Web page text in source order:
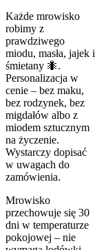
Każde mrowisko
robimy z
prawdziwego
miodu, masła, jajek i
śmietany 🐜.
Personalizacja w
cenie – bez maku,
bez rodzynek, bez
migdałów albo z
miodem sztucznym
na życzenie.
Wystarczy dopisać
w uwagach do
zamówienia.
Mrowisko
przechowuje się 30
dni w temperaturze
pokojowej – nie